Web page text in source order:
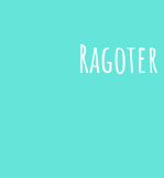
Ragoter